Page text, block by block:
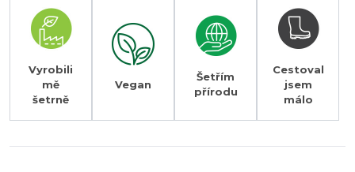
Vyrobili
mě
šetrně
Vegan
Šetřím
přírodu
Cestoval
jsem
málo